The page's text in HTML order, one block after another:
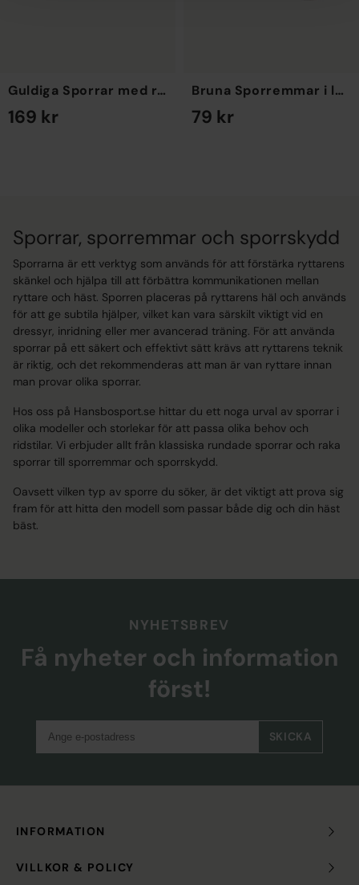
Guldiga Sporrar med remmar
169 kr
Bruna Sporremmar i läder
79 kr
Sporrar, sporremmar och sporrskydd
Sporrarna är ett verktyg som används för att förstärka ryttarens
skänkel och hjälpa till att förbättra kommunikationen mellan
ryttare och häst. Sporren placeras på ryttarens häl och används
för att ge subtila hjälper, vilket kan vara särskilt viktigt vid en
dressyr, inridning eller mer avancerad träning. För att använda
sporrar på ett säkert och effektivt sätt krävs att ryttarens teknik
är riktig, och det rekommenderas att man är van ryttare innan
man provar olika sporrar.
Hos oss på Hansbosport.se hittar du ett noga urval av sporrar i
olika modeller och storlekar för att passa olika behov och
ridstilar. Vi erbjuder allt från klassiska rundade sporrar och raka
sporrar till sporremmar och sporrskydd.
Oavsett vilken typ av sporre du söker, är det viktigt att prova sig
fram för att hitta den modell som passar både dig och din häst
bäst.
NYHETSBREV
Få nyheter och information
först!
SKICKA
INFORMATION
VILLKOR & POLICY